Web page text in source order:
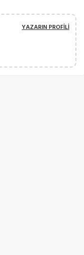
YAZARIN PROFILI